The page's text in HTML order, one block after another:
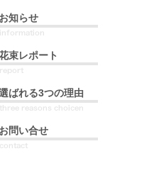
お知らせ
束レポート
ばれる3つの理由
お問い合せ